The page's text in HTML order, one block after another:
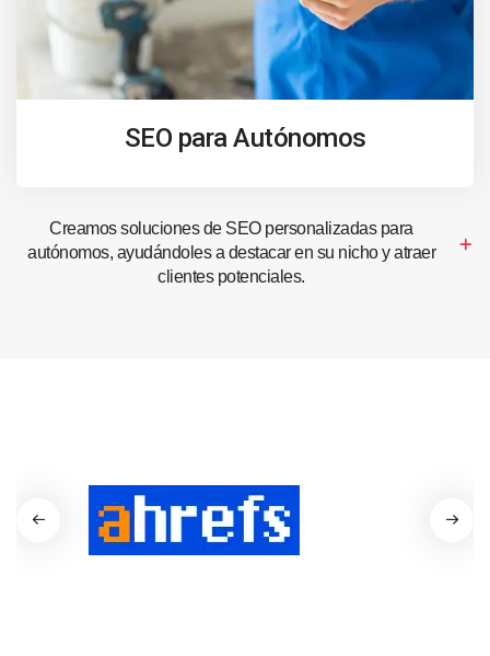
SEO para Autónomos
Creamos soluciones de SEO personalizadas para
autónomos, ayudándoles a destacar en su nicho y atraer
clientes potenciales.